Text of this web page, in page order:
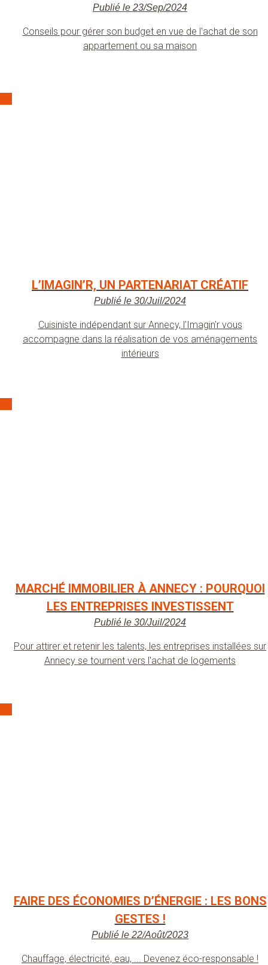
Publié le 23/Sep/2024
Conseils pour gérer son budget en vue de l'achat de son
appartement ou sa maison
L’IMAGIN’R, UN PARTENARIAT CRÉATIF
Publié le 30/Juil/2024
Cuisiniste indépendant sur Annecy, l'Imagin'r vous
accompagne dans la réalisation de vos aménagements
intérieurs
MARCHÉ IMMOBILIER À ANNECY : POURQUOI
LES ENTREPRISES INVESTISSENT
Publié le 30/Juil/2024
Pour attirer et retenir les talents, les entreprises installées sur
Annecy se tournent vers l'achat de logements
FAIRE DES ÉCONOMIES D’ÉNERGIE : LES BONS
GESTES !
Publié le 22/Août/2023
Chauffage, électricité, eau, ... Devenez éco-responsable !